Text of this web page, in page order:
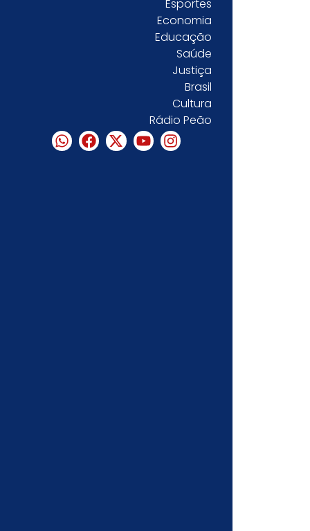
Esportes
Economia
Educação
Saúde
Justiça
Brasil
Cultura
Rádio Peão